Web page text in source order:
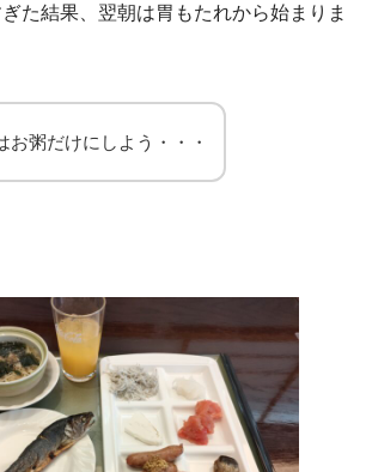
た結果、翌朝は胃もたれから始まりま
お粥だけにしよう・・・